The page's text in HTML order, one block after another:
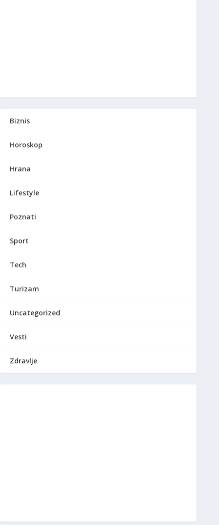
Biznis
Horoskop
Hrana
Lifestyle
Poznati
Sport
Tech
Turizam
Uncategorized
Vesti
Zdravlje